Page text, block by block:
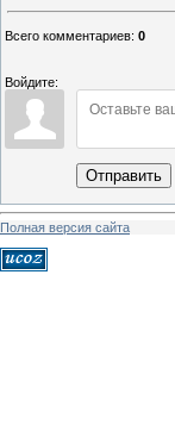
Всего комментариев: 0
Войдите:
Отправить
Полная версия сайта